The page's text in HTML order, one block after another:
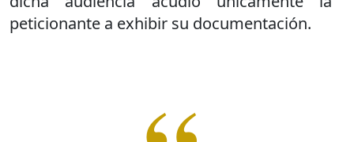
peticionante a exhibir su documentación.